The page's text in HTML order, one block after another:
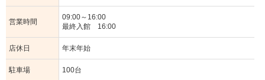
営業時間
09:00～16:00
最終入館 16:00
店休日 年末年始
駐車場 100台